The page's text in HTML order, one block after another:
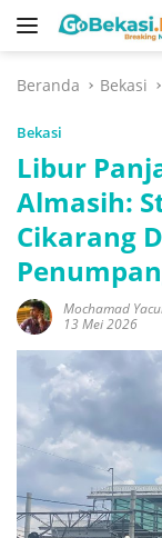
Langsung
Beranda
Bekasi
Bekasi
Libur
Almasih:
Cikarang
Mochamad
13 Mei 2026